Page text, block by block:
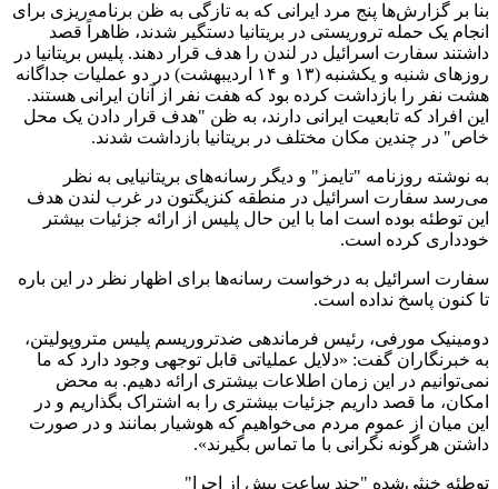
بنا بر گزارش‌ها پنج مرد ایرانی که به تازگی به ظن برنامه‌ریزی برای
انجام یک حمله تروریستی در بریتانیا دستگیر شدند، ظاهراً قصد
داشتند سفارت اسرائیل در لندن را هدف قرار دهند. پلیس بریتانیا در
روزهای شنبه و یکشنبه (۱۳ و ۱۴ اردیبهشت) در دو عملیات جداگانه
هشت نفر را بازداشت کرده بود که هفت نفر از آنان ایرانی هستند.
این افراد که تابعیت ایرانی دارند، به ظن "هدف قرار دادن یک محل
خاص" در چندین مکان مختلف در بریتانیا بازداشت شدند.
به نوشته روزنامه "تایمز" و دیگر رسانه‌های بریتانیایی به نظر
می‌رسد سفارت اسرائیل در منطقه کنزیگتون در غرب لندن هدف
این توطئه بوده است اما با این حال پلیس از ارائه جزئیات بیشتر
خودداری کرده است.
سفارت اسرائیل به درخواست رسانه‌ها برای اظهار نظر در این باره
تا کنون پاسخ نداده است.
دومینیک مورفی، رئیس فرماندهی ضدتروریسم پلیس متروپولیتن،
به خبرنگاران گفت: «دلایل عملیاتی قابل توجهی وجود دارد که ما
نمی‌توانیم در این زمان اطلاعات بیشتری ارائه دهیم. به محض
امکان، ما قصد داریم جزئیات بیشتری را به اشتراک بگذاریم و در
این میان از عموم مردم می‌خواهیم که هوشیار بمانند و در صورت
داشتن هرگونه نگرانی با ما تماس بگیرند».
توطئه خنثی‌شده "چند ساعت پیش از اجرا"